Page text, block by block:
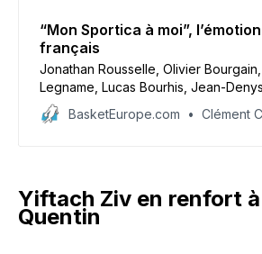
“Mon Sportica à moi”,
français
Jonathan Rousselle, Olivier
Legname, Lucas Bourhis, Jean-
Bergeaud, Arnaud Marius, Julie
Crevecoeur, Julien Mahé et Eric
BasketEurope.com Clément
Yiftach Ziv en renfort
Quentin